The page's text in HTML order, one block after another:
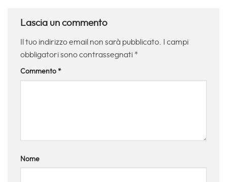
Lascia un commento
Il tuo indirizzo email non sarà pubblicato.
I campi
obbligatori sono contrassegnati *
Commento *
Nome